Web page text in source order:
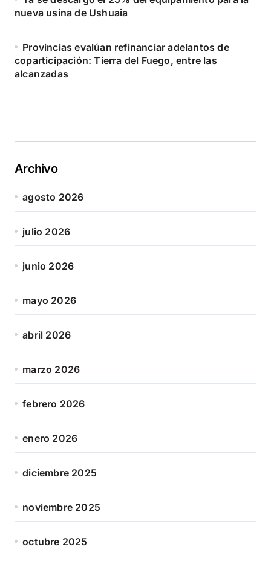
nueva usina de Ushuaia
Provincias evalúan refinanciar adelantos de
coparticipación: Tierra del Fuego, entre las
alcanzadas
Archivo
agosto 2026
julio 2026
junio 2026
mayo 2026
abril 2026
marzo 2026
febrero 2026
enero 2026
diciembre 2025
noviembre 2025
octubre 2025